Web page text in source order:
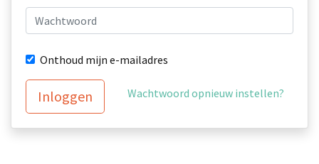
Onthoud mijn e-mailadres
Inloggen Wachtwoord opnieuw instellen?